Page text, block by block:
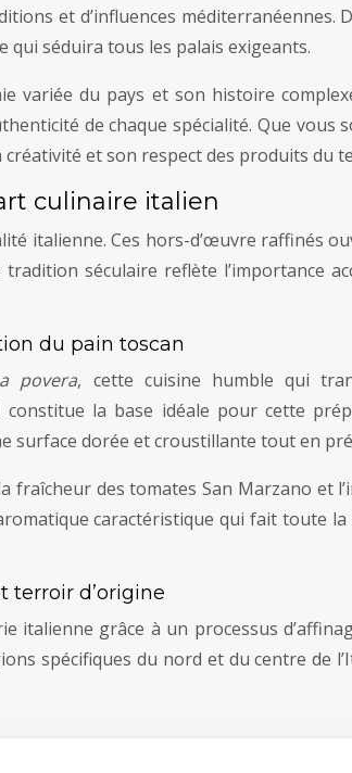
et d’influences méditerranéennes.
qui séduira tous les palais exigeants.
variée du pays et son histoire
de chaque spécialité. Que vous
et son respect des produits du
culinaire italien
italienne. Ces hors-d’œuvre raffinés
séculaire reflète l’importance
du pain toscan
povera, cette cuisine humble qui
la base idéale pour cette
surface dorée et croustillante tout en
des tomates San Marzano et
caractéristique qui fait toute
terroir d’origine
italienne grâce à un processus
spécifiques du nord et du centre de